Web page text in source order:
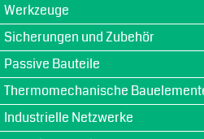
Werkzeuge
Sicherungen und Zubehör
Passive Bauteile
Thermomechanische
Industrielle Netzwerke